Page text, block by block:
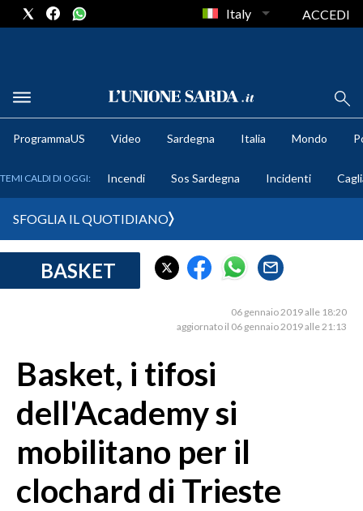
METEO
CRONACA SARDEGNA
MEDIO CAMPIDANO
ORISTANO E PROVINCIA
SASSARI E PROVINCIA
NUORO E PROVINCIA
OGLIASTRA
Italy ACCEDI
ProgrammaUS Video Sardegna Italia Mondo
TEMI CALDI DI OGGI: Incendi Sos Sardegna Incidenti
SFOGLIA IL QUOTIDIANO
BASKET
06 gennaio 2019 alle 18:20
aggiornato il 06 gennaio 2019 alle 21:13
Basket, i tifosi
dell'Academy si
mobilitano per il
clochard di Trieste